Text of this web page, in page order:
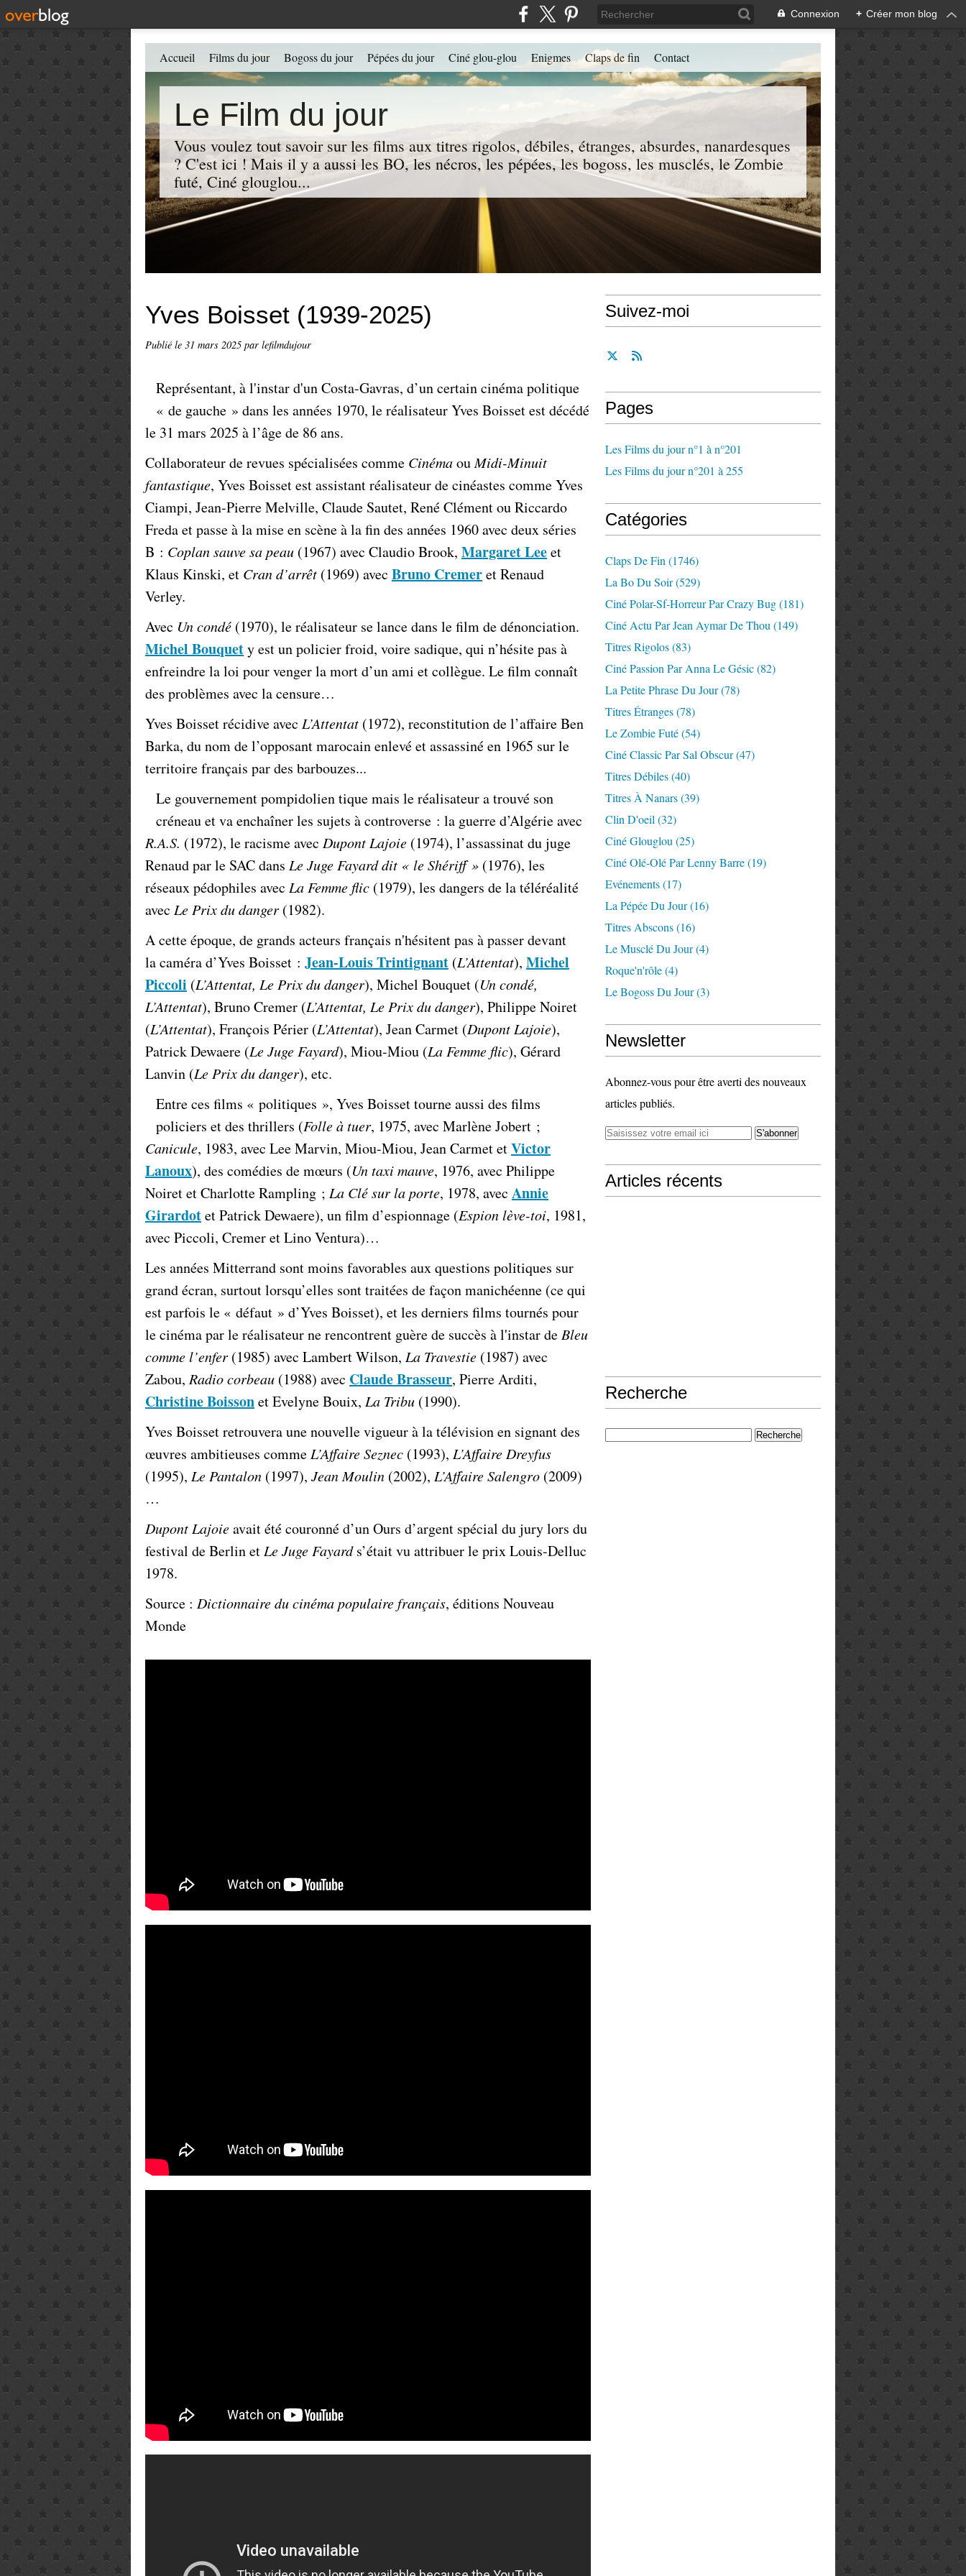
Connexion + Créer mon blog
Le Film du jour
Vous voulez tout savoir sur les films aux titres rigolos, débiles, étranges, absurdes, nanardesques
? C'est ici ! Mais il y a aussi les BO, les nécros, les pépées, les bogoss, les musclés, le Zombie
futé, Ciné glouglou...
Accueil Films du jour Bogoss du jour Pépées du jour Ciné glou-glou Enigmes Claps de fin Contact
Yves Boisset (1939-2025)
Publié le 31 mars 2025 par lefilmdujour
Représentant, à l'instar d'un Costa-Gavras, d’un certain cinéma politique
« de gauche » dans les années 1970, le réalisateur Yves Boisset est décédé
le 31 mars 2025 à l’âge de 86 ans.
Collaborateur de revues spécialisées comme CinémaouMidi-Minuit
fantastique, Yves Boisset est assistant réalisateur de cinéastes comme Yves
Ciampi, Jean-Pierre Melville, Claude Sautet, René Clément ou Riccardo
Freda et passe à la mise en scène à la fin des années 1960 avec deux séries
B : Coplan sauve sa peau (1967) avec Claudio Brook, Margaret Leeet
Klaus Kinski, et Cran d’arrêt (1969) avec Bruno Cremeret Renaud
Verley.
Avec Un condé (1970), le réalisateur se lance dans le film de dénonciation.
Michel Bouquety est un policier froid, voire sadique, qui n’hésite pas à
enfreindre la loi pour venger la mort d’un ami et collègue. Le film connaît
des problèmes avec la censure…
Yves Boisset récidive avec L’Attentat (1972), reconstitution de l’affaire Ben
Barka, du nom de l’opposant marocain enlevé et assassiné en 1965 sur le
territoire français par des barbouzes...
Le gouvernement pompidolien tique mais le réalisateur a trouvé son
créneau et va enchaîner les sujets à controverse : la guerre d’Algérie avec
R.A.S. (1972), le racisme avec Dupont Lajoie (1974), l’assassinat du juge
Renaud par le SAC dans Le Juge Fayard dit « le Shériff » (1976), les
réseaux pédophiles avec La Femme flic (1979), les dangers de la téléréalité
avec Le Prix du danger (1982).
A cette époque, de grands acteurs français n'hésitent pas à passer devant
la caméra d’Yves Boisset : Jean-Louis Trintignant (L’Attentat), Michel
Piccoli (L’Attentat, Le Prix du danger), Michel Bouquet (Un condé,
L’Attentat), Bruno Cremer (L’Attentat, Le Prix du danger), Philippe Noiret
(L’Attentat), François Périer (L’Attentat), Jean Carmet (Dupont Lajoie),
Patrick Dewaere (Le Juge Fayard), Miou-Miou (La Femme flic), Gérard
Lanvin (Le Prix du danger), etc.
Entre ces films « politiques », Yves Boisset tourne aussi des films
policiers et des thrillers (Folle à tuer, 1975, avec Marlène Jobert ;
Canicule, 1983, avec Lee Marvin, Miou-Miou, Jean Carmet etVictor
Lanoux), des comédies de mœurs (Un taxi mauve, 1976, avec Philippe
Noiret et Charlotte Rampling ; La Clé sur la porte, 1978, avec Annie
Girardotet Patrick Dewaere), un film d’espionnage (Espion lève-toi, 1981,
avec Piccoli, Cremer et Lino Ventura)…
Les années Mitterrand sont moins favorables aux questions politiques sur
grand écran, surtout lorsqu’elles sont traitées de façon manichéenne (ce qui
est parfois le « défaut » d’Yves Boisset), et les derniers films tournés pour
le cinéma par le réalisateur ne rencontrent guère de succès à l'instar de Bleu
comme l’enfer (1985) avec Lambert Wilson, La Travestie (1987) avec
Zabou, Radio corbeau (1988) avec Claude Brasseur, Pierre Arditi,
Christine Boissonet Evelyne Bouix, La Tribu (1990).
Yves Boisset retrouvera une nouvelle vigueur à la télévision en signant des
œuvres ambitieuses comme L’Affaire Seznec (1993), L’Affaire Dreyfus
(1995), Le Pantalon (1997), Jean Moulin (2002), L’Affaire Salengro (2009)
…
Dupont Lajoieavait été couronné d’un Ours d’argent spécial du jury lors du
festival de Berlin et Le Juge Fayards’était vu attribuer le prix Louis-Delluc
1978.
Source : Dictionnaire du cinéma populaire français, éditions Nouveau
Monde
Suivez-moi
Pages
Les Films du jour n°1 à n°201
Les Films du jour n°201 à 255
Catégories
Claps De Fin (1746)
La Bo Du Soir(529)
Ciné Polar-Sf-Horreur Par Crazy Bug(181)
Ciné Actu Par Jean Aymar De Thou (149)
Titres Rigolos(83)
Ciné Passion Par Anna Le Gésic(82)
La Petite Phrase Du Jour(78)
Titres Étranges(78)
Le Zombie Futé(54)
Ciné Classic Par Sal Obscur(47)
Titres Débiles(40)
Titres À Nanars(39)
Clin D'oeil (32)
Ciné Glouglou (25)
Ciné Olé-Olé Par Lenny Barre(19)
Evénements(17)
La Pépée Du Jour(16)
Titres Abscons(16)
Le Musclé Du Jour(4)
Roque'n'rôle(4)
Le Bogoss Du Jour(3)
Newsletter
Abonnez-vous pour être averti des nouveaux
articles publiés.
Articles récents
Recherche